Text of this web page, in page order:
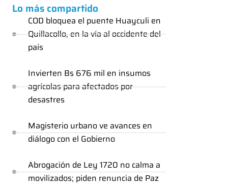
Lo más compartido
COD bloquea el puente Huayculi en
Quillacollo, en la vía al occidente del
país
Invierten Bs 676 mil en insumos
agrícolas para afectados por
desastres
Magisterio urbano ve avances en
diálogo con el Gobierno
Abrogación de Ley 1720 no calma a
movilizados; piden renuncia de Paz